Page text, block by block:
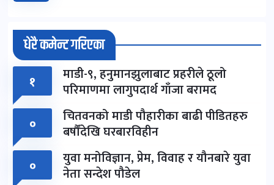
धेरै कमेन्ट गरिएका
१ माडी-९, हनुमानझुलाबाट प्रहरीले ठूलो
परिमाणमा लागुपदार्थ गाँजा बरामद
०
चितवनको माडी पौहारीका बाढी पीडितहरु
बर्षौंदेखि घरबारविहीन
०
युवा मनोविज्ञान, प्रेम, विवाह र यौनबारे युवा
नेता सन्देश पौडेल